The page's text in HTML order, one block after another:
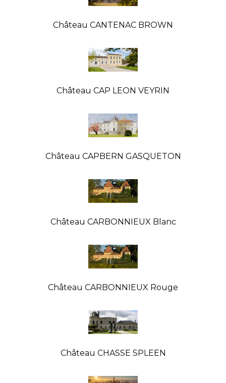
Château CANTENAC BROWN
Château CAP LEON VEYRIN
Château CAPBERN GASQUETON
Château CARBONNIEUX Blanc
Château CARBONNIEUX Rouge
Château CHASSE SPLEEN